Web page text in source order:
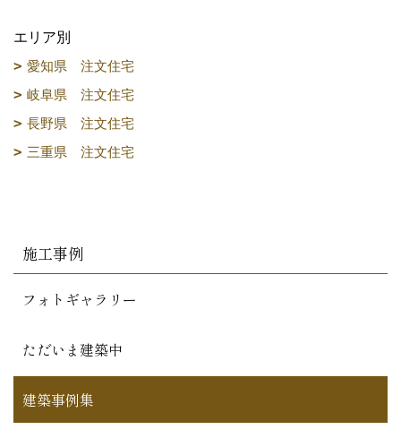
エリア別
愛知県 注文住宅
岐阜県 注文住宅
長野県 注文住宅
三重県 注文住宅
施工事例
フォトギャラリー
ただいま建築中
建築事例集